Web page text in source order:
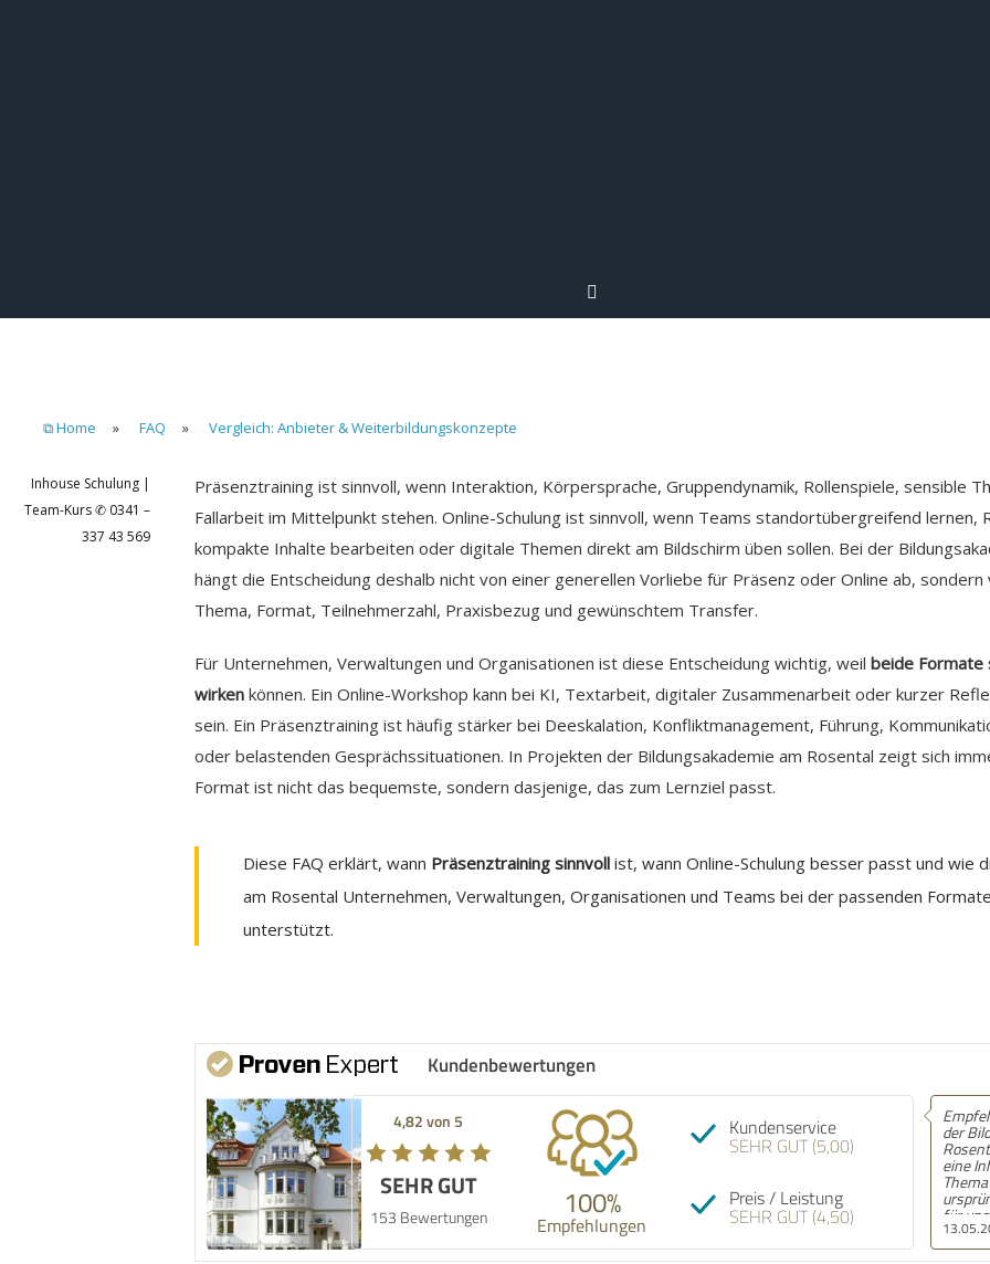
⧉ Home » FAQ » Vergleich: Anbieter & Weiterbildungskonzepte
Inhouse Schulung |
Team-Kurs ✆ 0341 –
337 43 569
Präsenztraining ist sinnvoll, wenn Interaktion, Körpersprache, Gruppendynamik, Rollenspiele, sensible
Fallarbeit im Mittelpunkt stehen. Online-Schulung ist sinnvoll, wenn Teams standortübergreifend lernen,
kompakte Inhalte bearbeiten oder digitale Themen direkt am Bildschirm üben sollen. Bei der
hängt die Entscheidung deshalb nicht von einer generellen Vorliebe für Präsenz oder Online ab,
Thema, Format, Teilnehmerzahl, Praxisbezug und gewünschtem Transfer.
Für Unternehmen, Verwaltungen und Organisationen ist diese Entscheidung wichtig, weilbeide Formate
wirken können. Ein Online-Workshop kann bei KI, Textarbeit, digitaler Zusammenarbeit oder kurzer
sein. Ein Präsenztraining ist häufig stärker bei Deeskalation, Konfliktmanagement, Führung,
oder belastenden Gesprächssituationen. In Projekten der Bildungsakademie am Rosental zeigt sich
Format ist nicht das bequemste, sondern dasjenige, das zum Lernziel passt.
Diese FAQ erklärt, wann Präsenztraining sinnvoll ist, wann Online-Schulung besser passt und wie
am Rosental Unternehmen, Verwaltungen, Organisationen und Teams bei der passenden
unterstützt.
Kundenbewertungen
4,82 von 5
SEHR GUT
153 Bewertungen 100%
Empfehlungen
Kundenservice
SEHR GUT (5,00)
Preis / Leistung
SEHR GUT (4,50)
13.05.2026
Empfehlung! Wir haben mit
der Bildungsakademie am
Rosental Anfang des Jahres
ursprünglich eigentlich nur
für unser Marketingteam
mit acht Leuten. Am Ende
saßen dann aber auch